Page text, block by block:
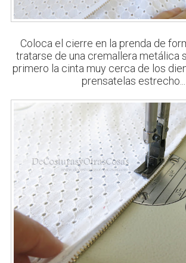
Coloca el cierre en la prenda de
tratarse de una cremallera metálica
primero la cinta muy cerca de los
prensatelas estrecho...